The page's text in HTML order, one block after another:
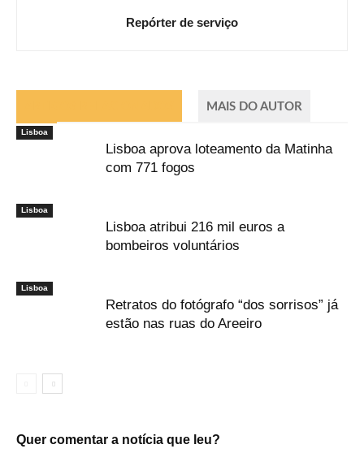
Repórter de serviço
MAIS DO AUTOR
Lisboa
Lisboa aprova loteamento da Matinha
com 771 fogos
Lisboa
Lisboa atribui 216 mil euros a
bombeiros voluntários
Lisboa
Retratos do fotógrafo “dos sorrisos” já
estão nas ruas do Areeiro
Quer comentar a notícia que leu?